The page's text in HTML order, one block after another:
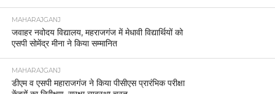
MAHARAJGANJ
जवाहर नवोदय विद्यालय, महराजगंज में मेधावी विद्यार्थियों को
एसपी सोमेंद्र मीना ने किया सम्मानित
MAHARAJGANJ
डीएम व एसपी महाराजगंज ने किया पीसीएस प्रारंभिक परीक्षा